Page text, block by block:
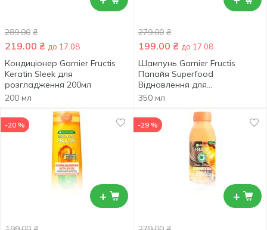
289.00 ₴
219.00 ₴ до 17.08
Кондиціонер Garnier Fructis
Keratin Sleek для
розгладження 200мл
200 мл
279.00 ₴
199.00 ₴ до 17.08
Шампунь Garnier Fructis
Папайя Superfood
Відновлення для
пошкодженого волосся
350 мл
+
-20 %
+
-29 %